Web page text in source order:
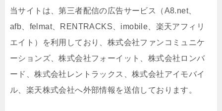
当サイトは、第三者配信の広告サービス（A8.net、
afb、felmat、RENTRACKS、imobile、楽天アフィリ
エイト）を利用しており、株式会社ファンコミュニケ
ーションズ、株式会社フォーイット、株式会社ロンバ
ード、株式会社レントラックス、株式会社アイモバイ
ル、楽天株式会社へ外部情報を送信しております。